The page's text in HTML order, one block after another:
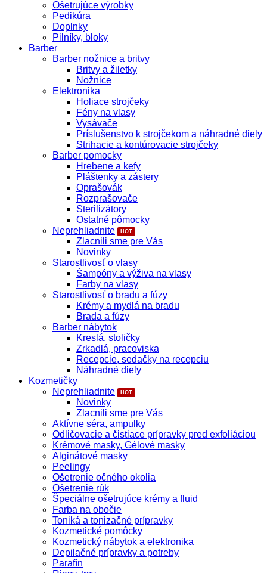
Ošetrujúce výrobky
Pedikúra
Doplnky
Pilníky, bloky
Barber
Barber nožnice a britvy
Britvy a žiletky
Nožnice
Elektronika
Holiace strojčeky
Fény na vlasy
Vysávače
Príslušenstvo k strojčekom a náhradné diely
Strihacie a kontúrovacie strojčeky
Barber pomocky
Hrebene a kefy
Pláštenky a zástery
Oprašovák
Rozprašovače
Sterilizátory
Ostatné pômocky
Neprehliadnite
Zlacnili sme pre Vás
Novinky
Starostlivosť o vlasy
Šampóny a výživa na vlasy
Farby na vlasy
Starostlivosť o bradu a fúzy
Krémy a mydlá na bradu
Brada a fúzy
Barber nábytok
Kreslá, stoličky
Zrkadlá, pracoviska
Recepcie, sedačky na recepciu
Náhradné diely
Kozmetičky
Neprehliadnite
Novinky
Zlacnili sme pre Vás
Aktívne séra, ampulky
Odličovacie a čistiace prípravky pred exfoliáciou
Krémové masky, Gélové masky
Alginátové masky
Peelingy
Ošetrenie očného okolia
Ošetrenie rúk
Špeciálne ošetrujúce krémy a fluid
Farba na obočie
Toniká a tonizačné prípravky
Kozmetické pomôcky
Kozmetický nábytok a elektronika
Depilačné prípravky a potreby
Parafín